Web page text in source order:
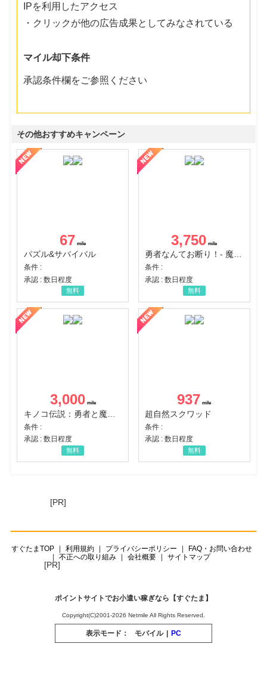
IPを利用したアクセス
・クリックが他の広告成果としてみなされている
マイル却下条件
承認条件欄をご参照ください
その他おすすめキャンペーン
67
パズル&サバイバル
条件 :
承認 : 数日程度
無料
3,750
勇者なんてお断り！- 魔王の力で異世界征服
条件 :
承認 : 数日程度
無料
3,000
条件 :
承認 : 数日程度
無料
937
超自然スクワッド
条件 :
承認 : 数日程度
無料
[PR]
すぐたまTOP 利用規約 プライバシーポリシー
FAQ・お問い合わせ
不正への取り組み
会社概要 サイトマップ
[PR]
ポイントサイトでお小遣い稼ぎなら【すぐたま】
Copyright(C)2001-2026 Netmile All Rights Reserved.
表示モード： モバイル | PC